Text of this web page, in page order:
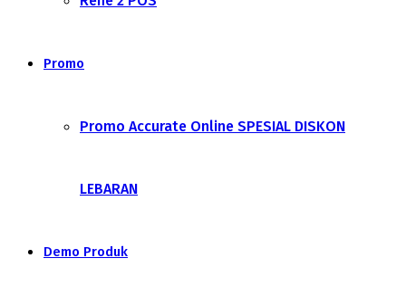
Promo
Promo Accurate Online SPESIAL DISKON
LEBARAN
Demo Produk